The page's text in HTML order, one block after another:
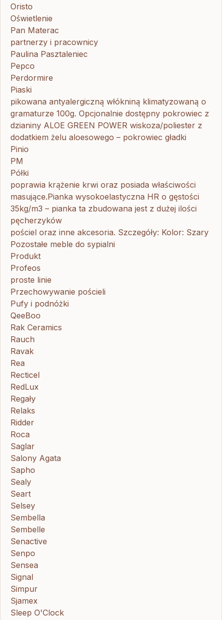
Oristo
Oświetlenie
Pan Materac
partnerzy i pracownicy
Paulina Pasztaleniec
Pepco
Perdormire
Piaski
pikowana antyalergiczną włókniną klimatyzowaną o
gramaturze 100g. Opcjonalnie dostępny pokrowiec z
dzianiny ALOE GREEN POWER wiskoza/poliester z
dodatkiem żelu aloesowego – pokrowiec gładki
Pinio
PM
Półki
poprawia krążenie krwi oraz posiada właściwości
masujące.Pianka wysokoelastyczna HR o gęstości
35kg/m3 – pianka ta zbudowana jest z dużej ilości
pęcherzyków
pościel oraz inne akcesoria. Szczegóły: Kolor: Szary
Pozostałe meble do sypialni
Produkt
Profeos
proste linie
Przechowywanie pościeli
Pufy i podnóżki
QeeBoo
Rak Ceramics
Rauch
Ravak
Rea
Recticel
RedLux
Regały
Relaks
Ridder
Roca
Saglar
Salony Agata
Sapho
Sealy
Seart
Selsey
Sembella
Sembelle
Senactive
Senpo
Sensea
Signal
Simpur
Sjamex
Sleep O'Clock